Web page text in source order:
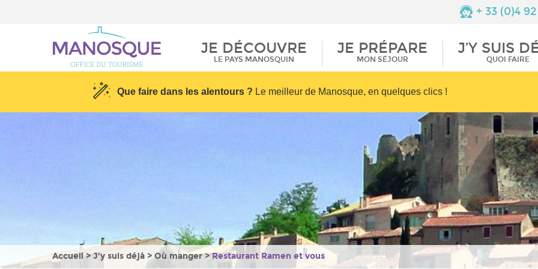
+ 33 (0)4
JE DÉCOUVRE
LE PAYS MANOSQUIN
Les podcasts de
l’Office de Tourisme
JE PRÉPARE
MON SÉJOUR
Informations
pratiques
J’Y SUIS
QUOI FAIRE
Commerces et
services
Que faire dans les alentours ? Le meilleur de Manosque, en quelques clics !
Accueil>J'y suis déjà > Où manger>Restaurant Ramen et vous